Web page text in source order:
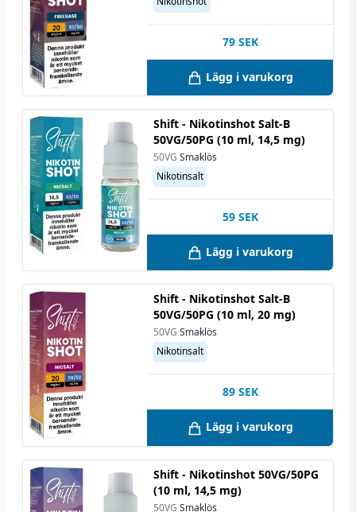
79 SEK
Lägg i varukorg
Shift - Nikotinshot Salt-B
50VG/50PG (10 ml, 14,5 mg)
50VG Smaklös
Nikotinsalt
59 SEK
Lägg i varukorg
Shift - Nikotinshot Salt-B
50VG/50PG (10 ml, 20 mg)
50VG Smaklös
Nikotinsalt
89 SEK
Lägg i varukorg
Shift - Nikotinshot 50VG/50PG
(10 ml, 14,5 mg)
50VG Smaklös